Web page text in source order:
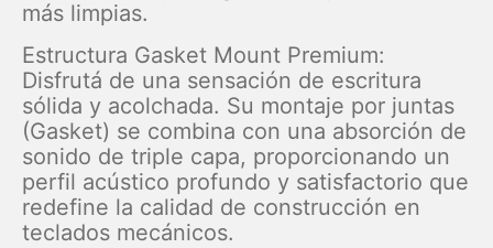
más limpias.
Estructura Gasket Mount Premium:
Disfrutá de una sensación de escritura
sólida y acolchada. Su montaje por juntas
(Gasket) se combina con una absorción de
sonido de triple capa, proporcionando un
perfil acústico profundo y satisfactorio que
redefine la calidad de construcción en
teclados mecánicos.